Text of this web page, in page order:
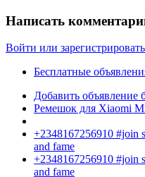
Написать
Войти или
Бесплатные
Добавить объявление
Ремешок для Xiaomi
+2348167256910 #join
and fame
+2348167256910 #join
and fame